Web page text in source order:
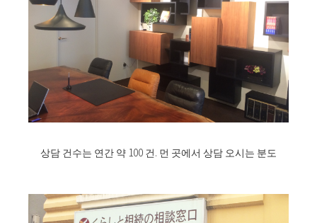
상담 건수는 연간 약 100 건. 먼 곳에서 상담 오시는 분도